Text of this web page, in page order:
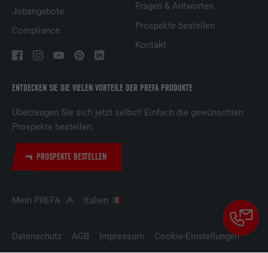
ENTDECKEN SIE DIE VIELEN VORTEILE DER PREFA PRODUKTE
Überzeugen Sie sich jetzt selbst! Einfach die gewünschten
Prospekte bestellen.
PROSPEKTE BESTELLEN
Jobangebote
Compliance
Fragen & Antworten
Prospekte bestellen
Kontakt
Mein PREFA Italien
Datenschutz AGB Impressum Cookie-Einstellungen
Name
Zweck
LinkedIn für die Verfolgung der
Verwendung von eingebetteten
Anbieter LinkedIn
Laufzeit 1 Jahr